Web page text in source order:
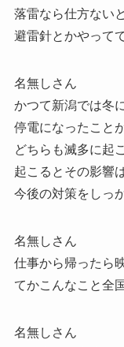
落雷なら仕方ない
避雷針とかやって
名無しさん
かつて新潟では冬
停電になったこと
どちらも滅多に起
起こるとその影響
今後の対策をしっ
名無しさん
仕事から帰ったら
てかこんなこと全
名無しさん